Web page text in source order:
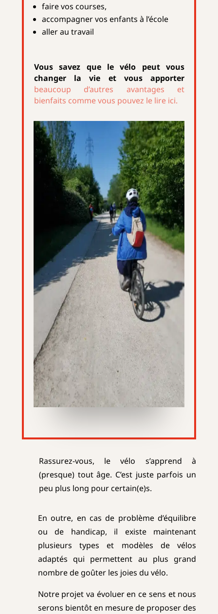
faire vos courses,
accompagner vos enfants à l’école
allerau travail
Vous savez que le vélo peut vous
changer la vie et vous apporter
beaucoup d’autres avantages et
bienfaits comme vous pouvez le lire ici.
Rassurez-vous, le vélo s’apprend à
(presque) tout âge. C’est juste parfois un
peu plus long pour certain(e)s.
En outre, en cas de problème d’équilibre
ou de handicap, il existe maintenant
plusieurs types et modèles de vélos
adaptés qui permettent au plus grand
nombre de goûter les joies du vélo.
Notre projet va évoluer en ce sens et nous
serons bientôt en mesure de proposer des